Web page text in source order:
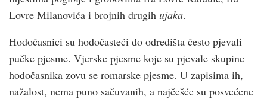
Lovre Milanovića i brojnih drugih ujaka.
Hodočasnici su hodočasteći do odredišta često pjevali
pučke pjesme. Vjerske pjesme koje su pjevale skupine
hodočasnika zovu se romarske pjesme. U zapisima ih,
nažalost, nema puno sačuvanih, a najčešće su posvećene